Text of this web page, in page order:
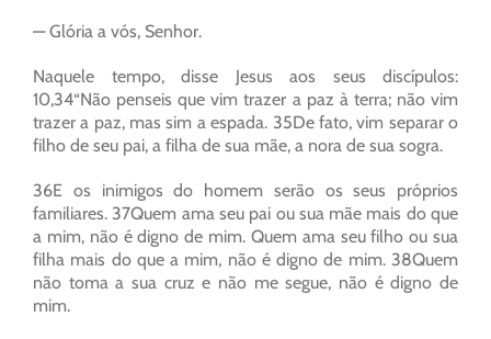
— Glória a vós, Senhor.
Naquele tempo, disse Jesus aos seus discípulos:
10,34“Não penseis que vim trazer a paz à terra; não vim
trazer a paz, mas sim a espada. 35De fato, vim separar o
filho de seu pai, a filha de sua mãe, a nora de sua sogra.
36E os inimigos do homem serão os seus próprios
familiares. 37Quem ama seu pai ou sua mãe mais do que
a mim, não é digno de mim. Quem ama seu filho ou sua
filha mais do que a mim, não é digno de mim. 38Quem
não toma a sua cruz e não me segue, não é digno de
mim.